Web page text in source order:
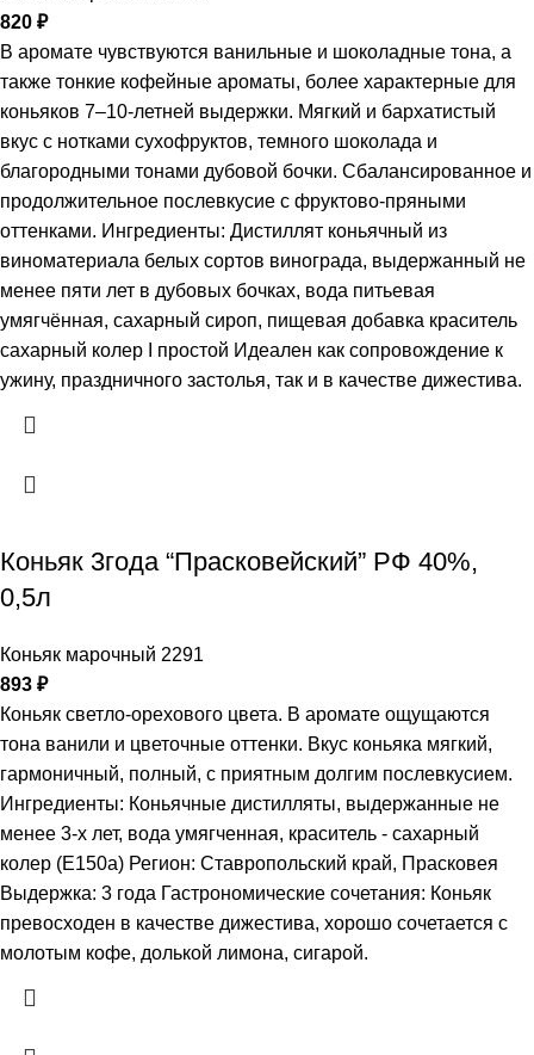
820 ₽
В аромате чувствуются ванильные и шоколадные тона, а
также тонкие кофейные ароматы, более характерные для
коньяков 7–10-летней выдержки. Мягкий и бархатистый
вкус с нотками сухофруктов, темного шоколада и
благородными тонами дубовой бочки. Сбалансированное и
продолжительное послевкусие с фруктово-пряными
оттенками. Ингредиенты: Дистиллят коньячный из
виноматериала белых сортов винограда, выдержанный не
менее пяти лет в дубовых бочках, вода питьевая
умягчённая, сахарный сироп, пищевая добавка краситель
сахарный колер I простой Идеален как сопровождение к
ужину, праздничного застолья, так и в качестве дижестива.
Коньяк 3года “Прасковейский” РФ 40%,
0,5л
Коньяк марочный 2291
893 ₽
Коньяк светло-орехового цвета. В аромате ощущаются
тона ванили и цветочные оттенки. Вкус коньяка мягкий,
гармоничный, полный, с приятным долгим послевкусием.
Ингредиенты: Коньячные дистилляты, выдержанные не
менее 3-х лет, вода умягченная, краситель - сахарный
колер (Е150а) Регион: Ставропольский край, Прасковея
Выдержка: 3 года Гастрономические сочетания: Коньяк
превосходен в качестве дижестива, хорошо сочетается с
молотым кофе, долькой лимона, сигарой.